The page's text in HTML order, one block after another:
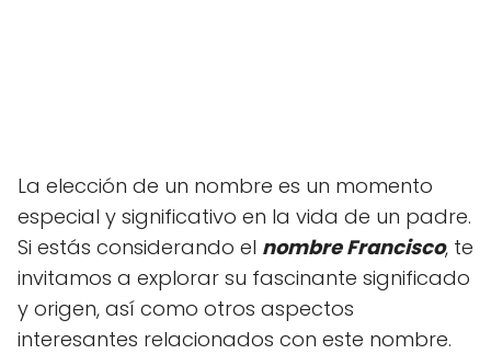
La elección de un nombre es un momento
especial y significativo en la vida de un padre.
Si estás considerando el nombre Francisco, te
invitamos a explorar su fascinante significado
y origen, así como otros aspectos
interesantes relacionados con este nombre.